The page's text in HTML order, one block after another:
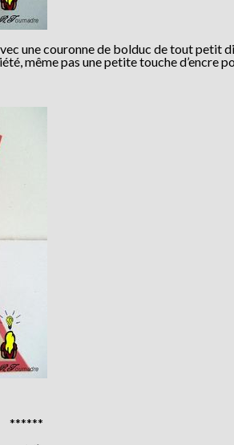
une couronne de bolduc de tout petit
même pas une petite touche d’encre
******